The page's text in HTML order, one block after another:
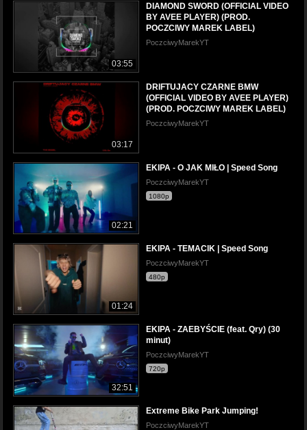
03:55
DIAMOND SWORD (OFFICIAL VIDEO
BY AVEE PLAYER) (PROD.
POCZCIWY MAREK LABEL)
PoczciwyMarekYT
03:17
DRIFTUJACY CZARNE BMW
(OFFICIAL VIDEO BY AVEE PLAYER)
(PROD. POCZCIWY MAREK LABEL)
PoczciwyMarekYT
02:21
EKIPA - O JAK MIŁO | Speed Song
PoczciwyMarekYT
1080p
01:24
EKIPA - TEMACIK | Speed Song
PoczciwyMarekYT
480p
32:51
EKIPA - ZAEBYŚCIE (feat. Qry) (30
minut)
PoczciwyMarekYT
720p
Extreme Bike Park Jumping!
PoczciwyMarekYT